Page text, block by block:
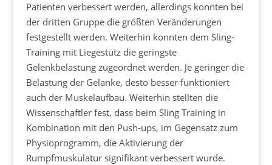
Patienten verbessert werden, allerdings konnten bei
der dritten Gruppe die größten Veränderungen
festgestellt werden. Weiterhin konnten dem Sling-
Training mit Liegestütz die geringste
Gelenkbelastung zugeordnet werden. Je geringer die
Belastung der Gelanke, desto besser funktioniert
auch der Muskelaufbau. Weiterhin stellten die
Wissenschaftler fest, dass beim Sling Training in
Kombination mit den Push-ups, im Gegensatz zum
Physioprogramm, die Aktivierung der
Rumpfmuskulatur signifikant verbessert wurde.